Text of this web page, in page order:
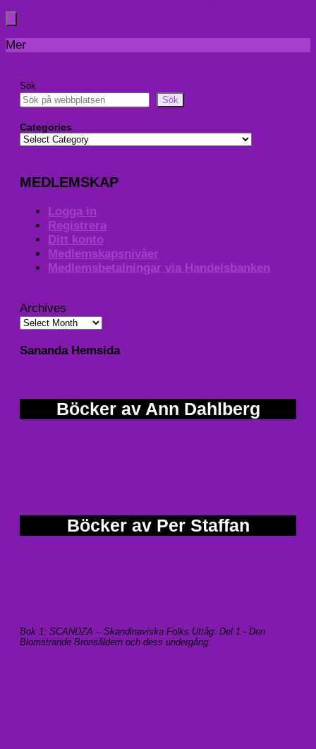
Mer
Sök
Sök
Categories
MEDLEMSKAP
Logga in
Registrera
Ditt konto
Medlemskapsnivåer
Medlemsbetalningar via Handelsbanken
Archives
Sananda Hemsida
Böcker av Ann Dahlberg
Böcker av Per Staffan
Bok 1: SCANDZA – Skandinaviska Folks Uttåg: Del 1 - Den
Blomstrande Bronsåldern och dess undergång.